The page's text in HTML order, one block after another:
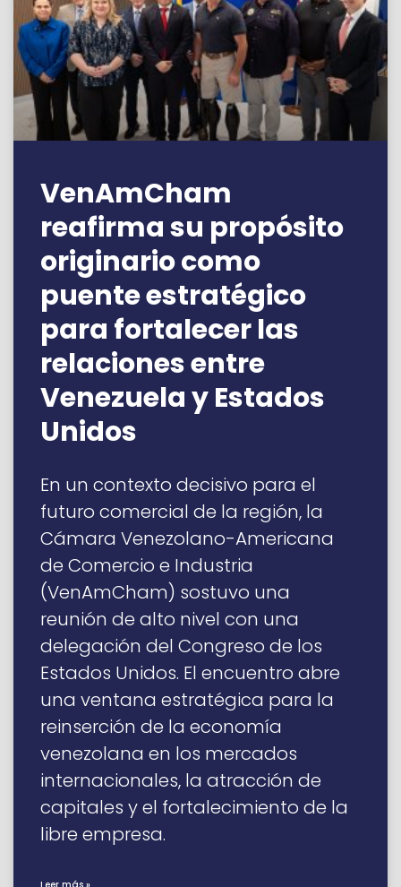
VenAmCham
reafirma su propósito
originario como
puente estratégico
para fortalecer las
relaciones entre
Venezuela y Estados
Unidos
En un contexto decisivo para el
futuro comercial de la región, la
Cámara Venezolano-Americana
de Comercio e Industria
(VenAmCham) sostuvo una
reunión de alto nivel con una
delegación del Congreso de los
Estados Unidos. El encuentro abre
una ventana estratégica para la
reinserción de la economía
venezolana en los mercados
internacionales, la atracción de
capitales y el fortalecimiento de la
libre empresa.